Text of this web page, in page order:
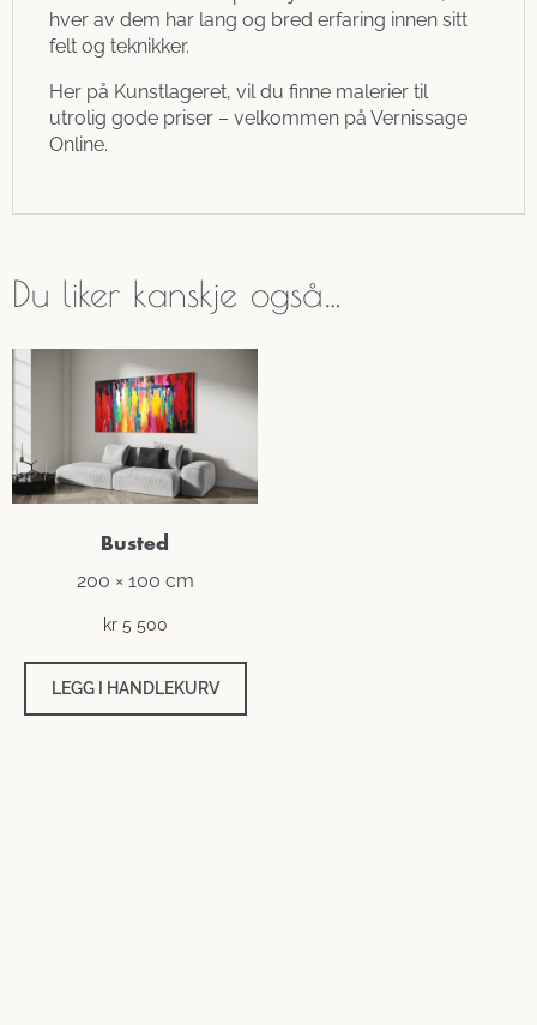
hver av dem har lang og bred erfaring innen sitt
felt og teknikker.
Her på Kunstlageret, vil du finne malerier til
utrolig gode priser – velkommen på Vernissage
Online.
Du liker kanskje også…
Busted
200 × 100 cm
kr5 500
LEGG I HANDLEKURV